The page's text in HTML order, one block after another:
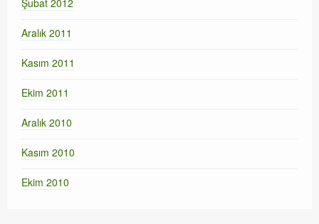
Aralık 2011
Kasım 2011
Ekim 2011
Aralık 2010
Kasım 2010
Ekim 2010